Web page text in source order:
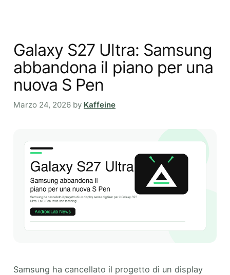
Galaxy S27 Ultra: Samsung
abbandona il piano per una
nuova S Pen
Marzo 24, 2026 by Kaffeine
Samsung ha cancellato il progetto di un display